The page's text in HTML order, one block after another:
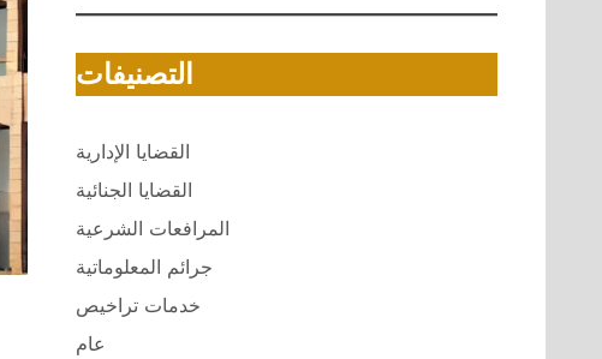
التصنيفات
القضايا الإدارية
القضايا الجنائية
المرافعات الشرعية
جرائم المعلوماتية
خدمات تراخيص
عام